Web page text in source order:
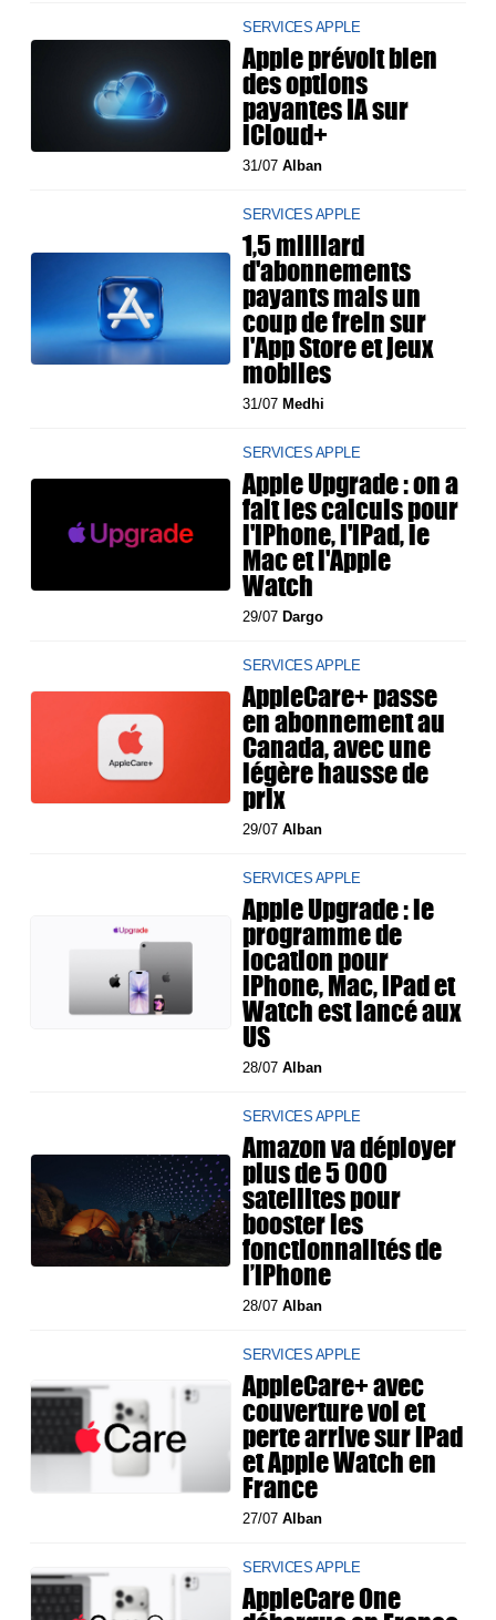
SERVICES APPLE
Apple prévoit bien
des options
payantes IA sur
iCloud+
31/07Alban
SERVICES APPLE
1,5 milliard
d'abonnements
payants mais un
coup de frein sur
l'App Store et jeux
mobiles
31/07Medhi
SERVICES APPLE
Apple Upgrade : on a
fait les calculs pour
l'iPhone, l'iPad, le
Mac et l'Apple
Watch
29/07Dargo
SERVICES APPLE
AppleCare+ passe
en abonnement au
Canada, avec une
légère hausse de
prix
29/07Alban
SERVICES APPLE
Apple Upgrade : le
programme de
location pour
iPhone, Mac, iPad et
Watch est lancé aux
US
28/07Alban
SERVICES APPLE
Amazon va déployer
plus de 5 000
satellites pour
booster les
fonctionnalités de
l’iPhone
28/07Alban
SERVICES APPLE
AppleCare+ avec
couverture vol et
perte arrive sur iPad
et Apple Watch en
France
27/07Alban
SERVICES APPLE
AppleCare One